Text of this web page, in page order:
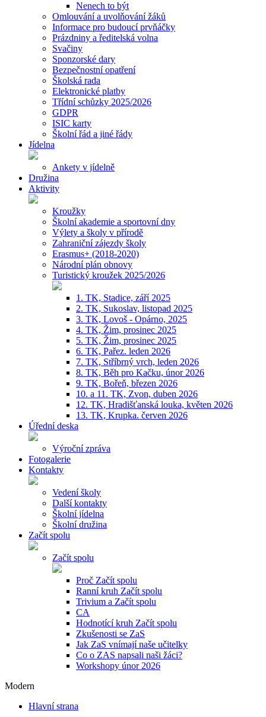
Nenech to být
Omlouvání a uvolňování žáků
Informace pro budoucí prvňáčky
Prázdniny a ředitelská volna
Svačiny
Sponzorské dary
Bezpečnostní opatření
Školská rada
Elektronické platby
Třídní schůzky 2025/2026
GDPR
ISIC karty
Školní řád a jiné řády
Jídelna
Ankety v jídelně
Družina
Aktivity
Kroužky
Školní akademie a sportovní dny
Výlety a školy v přírodě
Zahraniční zájezdy školy
Erasmus+ (2018-2020)
Národní plán obnovy
Turistický kroužek 2025/2026
1. TK, Stadice, září 2025
2. TK, Sukoslav, listopad 2025
3. TK, Lovoš - Opárno, 2025
4. TK, Žim, prosinec 2025
5. TK, Žim, prosinec 2025
6. TK, Pařez. leden 2026
7. TK, Stříbrný vrch, leden 2026
8. TK, Běh pro Kačku, únor 2026
9. TK, Bořeň, březen 2026
10. a 11. TK, Zvon, duben 2026
12. TK, Hradišťanská louka, květen 2026
13. TK, Krupka. červen 2026
Úřední deska
Výroční zpráva
Fotogalerie
Kontakty
Vedení školy
Další kontakty
Školní jídelna
Školní družina
Začít spolu
Začít spolu
Proč Začít spolu
Ranní kruh Začít spolu
Trivium a Začít spolu
CA
Hodnotící kruh Začít spolu
Zkušenosti se ZaS
Jak ZaS vnímají naše učitelky
Co o ZAS napsali naši žáci?
Workshopy únor 2026
Modern
Hlavní strana